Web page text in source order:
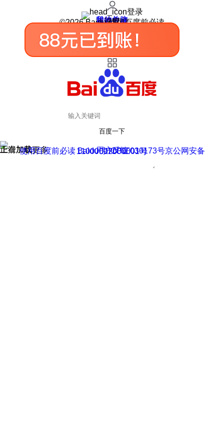
登录
我的关注
我的收藏
皮肤中心
用户反馈
设置
©2026 Baidu 使用百度前必读
百度一下
正在加载
上滑加载更多 用户反馈
使用百度前必读 Baidu 京ICP证030173号
京公网安备11000002000001号